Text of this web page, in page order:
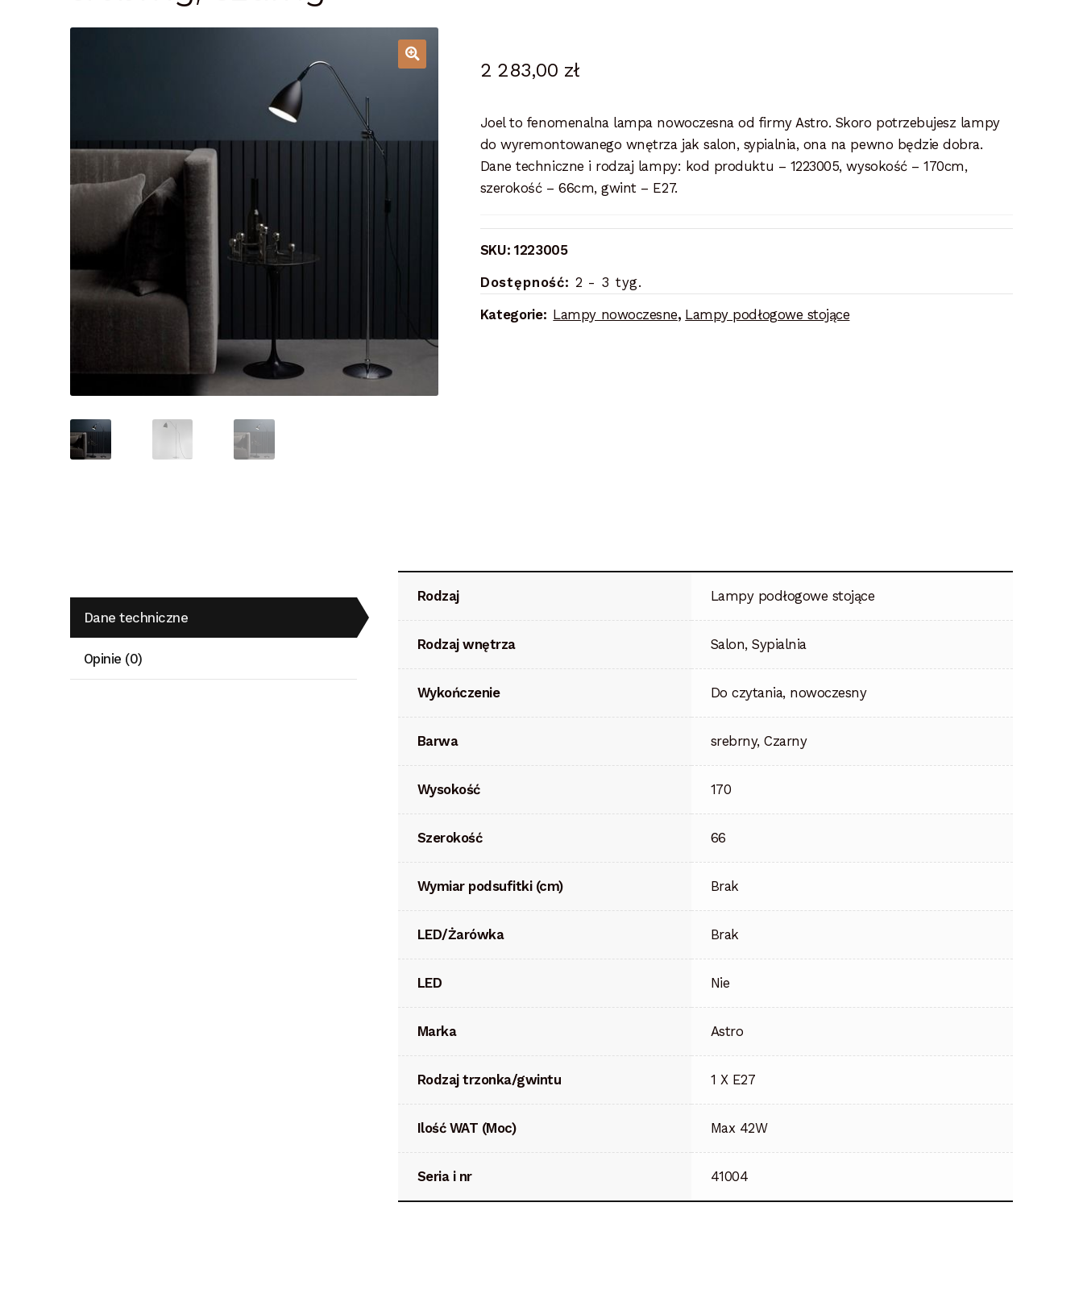
2 283,00 zł
Joel to fenomenalna lampa nowoczesna od firmy Astro. Skoro potrzebujesz lampy
do wyremontowanego wnętrza jak salon, sypialnia, ona na pewno będzie dobra.
Dane techniczne i rodzaj lampy: kod produktu – 1223005, wysokość – 170cm,
szerokość – 66cm, gwint – E27.
SKU: 1223005
Dostępność: 2 - 3 tyg.
Kategorie: Lampy nowoczesne, Lampy podłogowe stojące
Dane techniczne
Opinie (0)
Rodzaj Lampy podłogowe stojące
Rodzaj wnętrza Salon, Sypialnia
Wykończenie Do czytania, nowoczesny
Barwa srebrny, Czarny
Wysokość 170
Szerokość 66
Wymiar podsufitki (cm) Brak
LED/Żarówka Brak
LED Nie
Marka Astro
Rodzaj trzonka/gwintu 1 X E27
Ilość WAT (Moc) Max 42W
Seria i nr 41004